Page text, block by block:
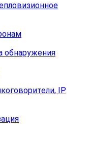
обнаружения
IP